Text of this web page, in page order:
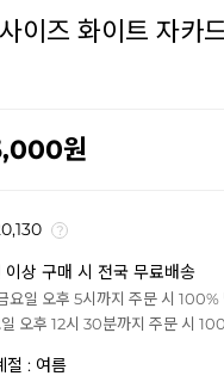
이즈 화이트 자
이상 구매 시 전국 무료배송
요일 오후 5시까지 주문 시 100%
오후 12시 30분까지 주문 시
절 : 여름